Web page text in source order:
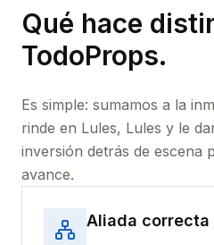
Qué hace
TodoProps.
Es simple: sumamos a la
rinde en Lules, Lules y le
inversión detrás de escena
avance.
Aliada correcta